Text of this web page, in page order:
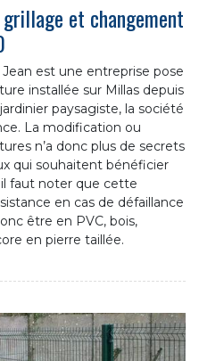
et changement
est une entreprise pose
installée sur Millas depuis
paysagiste, la société
La modification ou
n’a donc plus de secrets
qui souhaitent bénéficier
faut noter que cette
en cas de défaillance
être en PVC, bois,
en pierre taillée.